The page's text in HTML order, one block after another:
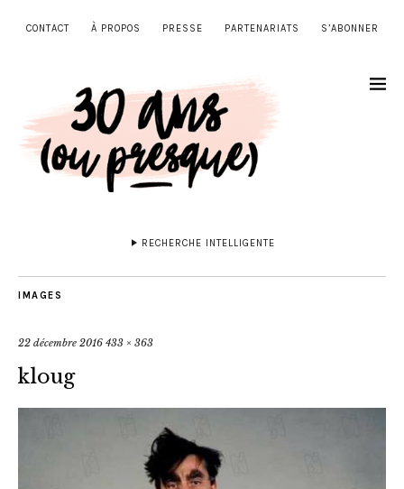
CONTACT À PROPOS PRESSE PARTENARIATS S’ABONNER
RECHERCHE INTELLIGENTE
IMAGES
22 décembre 2016 433 × 363
kloug